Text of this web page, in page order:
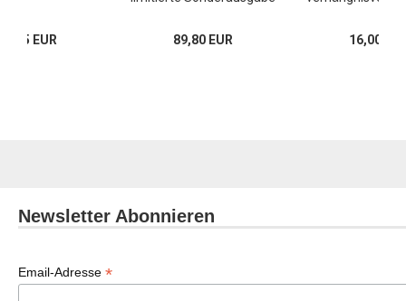
EUR 89,80 EUR 16,00
Newsletter Abonnieren
Email-Adresse *